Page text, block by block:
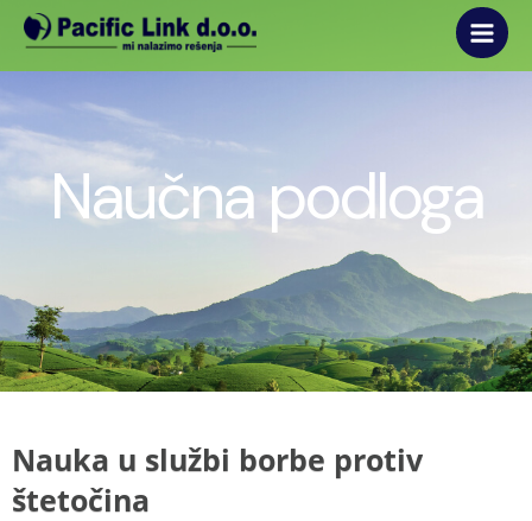
Skip
content
Main
Naučna podloga
Nauka u službi borbe protiv
štetočina